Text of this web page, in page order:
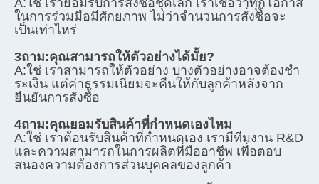
A:ใช่ เรายอมรับการสั่งซื้อชุดเล็ก เราเชื่อว่าทุกโอกาส
ในการร่วมมือมีศักยภาพ ไม่ว่าจํานวนการสั่งซื้อจะ
เป็นเท่าไหร่
3ถาม:คุณสามารถให้ตัวอย่างได้มั้ย?
A:ใช่ เราสามารถให้ตัวอย่าง บางตัวอย่างอาจต้องชํา
ระเงิน แต่ค่าธรรมเนียมจะคืนให้กับลูกค้าหลังจาก
ยืนยันการสั่งซื้อ
4ถาม:คุณยอมรับสินค้าที่กําหนดเองไหม
A:ใช่ เราต้อนรับสินค้าที่กําหนดเอง เรามีทีมงาน R&D
และความสามารถในการผลิตที่มืออาชีพ เพื่อตอบ
สนองความต้องการส่วนบุคคลของลูกค้า